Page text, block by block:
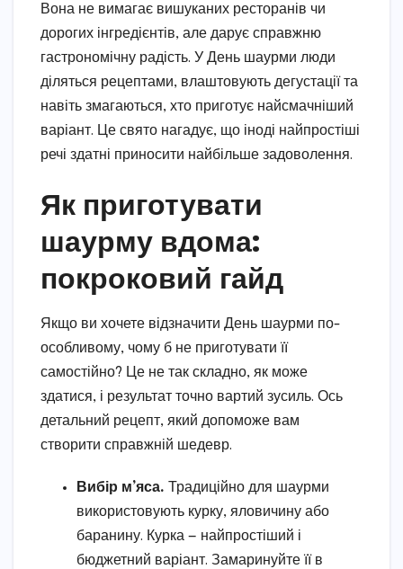
Вона не вимагає вишуканих ресторанів чи
дорогих інгредієнтів, але дарує справжню
гастрономічну радість. У День шаурми люди
діляться рецептами, влаштовують дегустації та
навіть змагаються, хто приготує найсмачніший
варіант. Це свято нагадує, що іноді найпростіші
речі здатні приносити найбільше задоволення.
Як приготувати
шаурму вдома:
покроковий гайд
Якщо ви хочете відзначити День шаурми по-
особливому, чому б не приготувати її
самостійно? Це не так складно, як може
здатися, і результат точно вартий зусиль. Ось
детальний рецепт, який допоможе вам
створити справжній шедевр.
Вибір м’яса. Традиційно для шаурми
використовують курку, яловичину або
баранину. Курка — найпростіший і
бюджетний варіант. Замаринуйте її в